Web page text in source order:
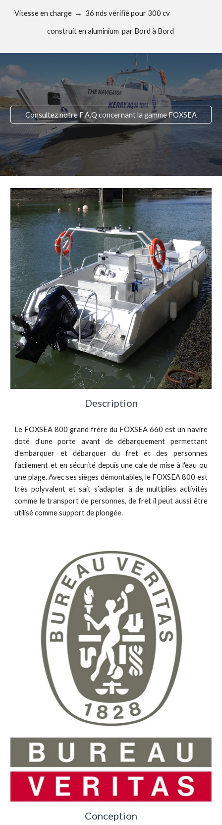
Vitesse en charge → 36 nds vérifié pour 300 cv
construit en aluminium par Bord à Bord
Consultez notre F.A.Q concernant la gamme FOXSEA
Description
Le FOXSEA 800 grand frère du FOXSEA 660 est un navire
doté d'une porte avant de débarquement permettant
d'embarquer et débarquer du fret et des personnes
facilement et en sécurité depuis une cale de mise à l'eau ou
une plage. Avec ses sièges démontables, le FOXSEA 800 est
très polyvalent et sait s’adapter à de multiplies activités
comme le transport de personnes, de fret il peut aussi être
utilisé comme support de plongée.
Conception